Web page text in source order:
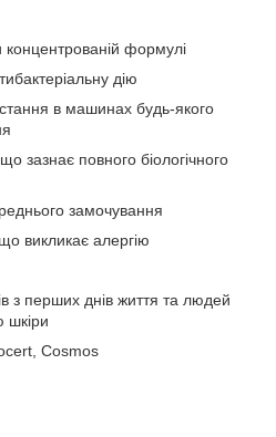
концентрованій формулі
дію
в машинах будь-якого
зазнає повного біологічного
замочування
викликає алергію
з перших днів життя та людей
шкіри
Cosmos